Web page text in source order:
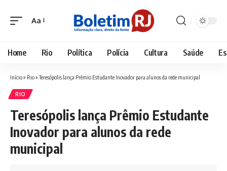
Font
Aa
Home Rio Política Polícia Cultura Saúde
Início» Rio»Teresópolis lança Prêmio Estudante Inovador para alunos da rede municipal
RIO
Teresópolis lança Prêmio Estudante
Inovador para alunos da rede
municipal